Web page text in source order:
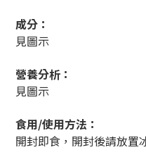
成分：
見圖示
營養分析：
見圖示
食用/使用方法：
開封即食，開封後請放置